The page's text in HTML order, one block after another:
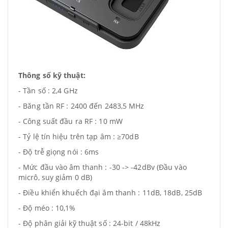
Thông số kỹ thuật:
- Tần số : 2,4 GHz
- Băng tần RF : 2400 đến 2483,5 MHz
- Công suất đầu ra RF : 10 mW
- Tỷ lệ tín hiệu trên tạp âm : ≥70dB
- Độ trễ giọng nói : 6ms
- Mức đầu vào âm thanh : -30 -> -42dBv (Đầu vào
micrô, suy giảm 0 dB)
- Điều khiển khuếch đại âm thanh : 11dB, 18dB, 25dB
- Độ méo : 10,1%
- Độ phân giải kỹ thuật số : 24-bit / 48kHz